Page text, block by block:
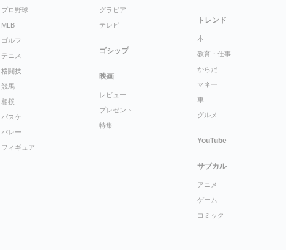
プロ野球
MLB
ゴルフ
テニス
格闘技
競馬
相撲
バスケ
バレー
フィギュア
グラビア
テレビ
ゴシップ
映画
レビュー
プレゼント
特集
トレンド
本
教育・仕事
からだ
マネー
車
グルメ
YouTube
サブカル
アニメ
ゲーム
コミック